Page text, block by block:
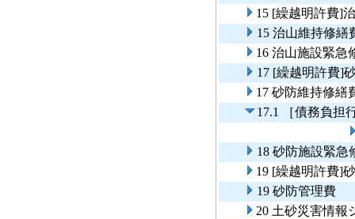
15 [繰越明許費]
15 治山維持修繕
16 治山施設緊急
17 [繰越明許費]
17 砂防維持修繕
17.1 ［債務負担
18 砂防施設緊急
19 [繰越明許費]
19 砂防管理費
20 土砂災害情報